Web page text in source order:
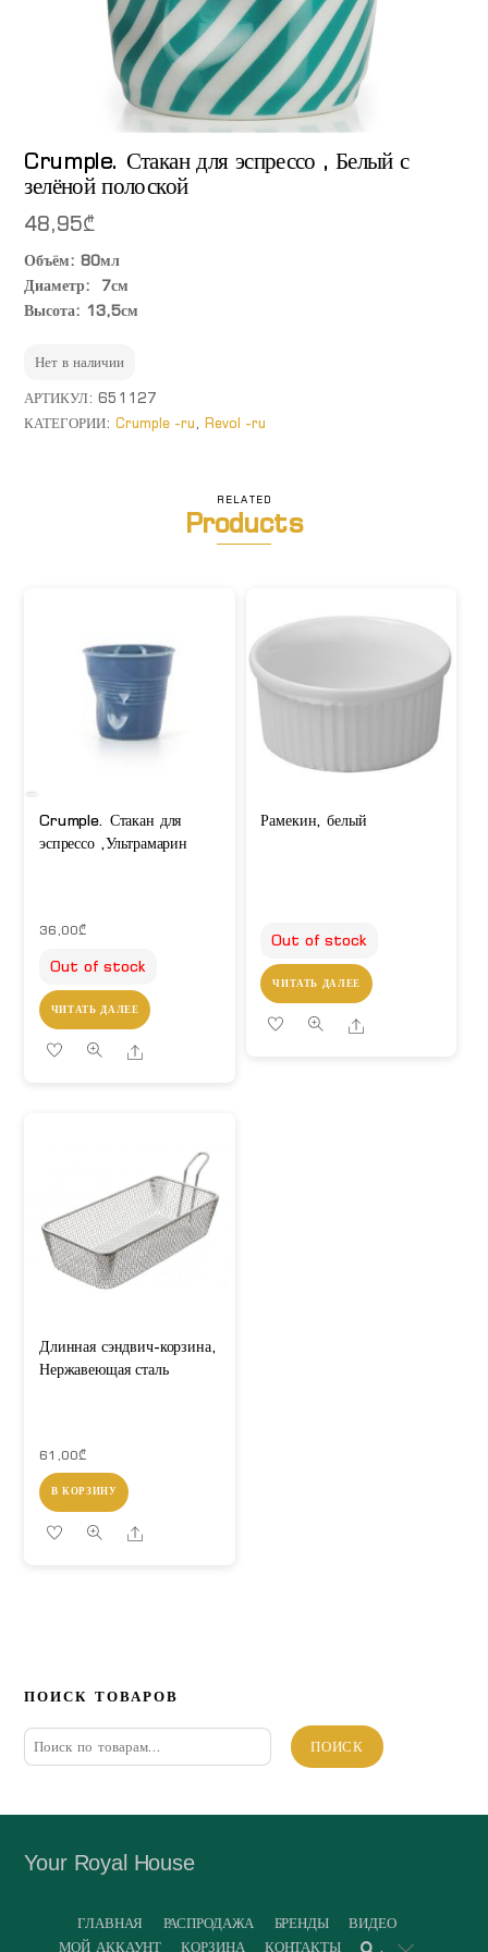
Crumple. Стакан для эспрессо , Белый с
зелёной полоской
48,95₾
Объём: 80мл
Диаметр: 7см
Высота: 13,5см
Нет в наличии
АРТИКУЛ:651127
КАТЕГОРИИ:Crumple -ru,Revol -ru
RELATED
Products
Crumple. Стакан для
эспрессо ,Ультрамарин
36,00₾
Out of stock
ЧИТАТЬ ДАЛЕЕ
Share
Рамекин, белый
Out of stock
ЧИТАТЬ ДАЛЕЕ
Share
Длинная сэндвич-корзина,
Нержавеющая сталь
61,00₾
В КОРЗИНУ
Share
ПОИСК ТОВАРОВ
Искать:
ПОИСК
Your Royal House
ГЛАВНАЯ РАСПРОДАЖА БРЕНДЫ
ВИДЕО
МОЙ АККАУНТ
КОРЗИНА КОНТАКТЫ .